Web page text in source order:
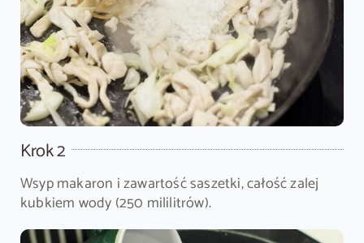
Krok 2
Wsyp makaron i zawartość saszetki, całość zalej
kubkiem wody (250 mililitrów).